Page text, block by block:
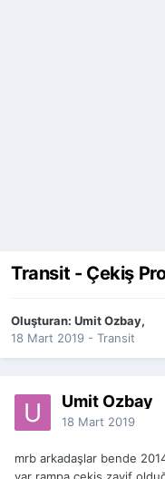
Transit - Çekiş
Oluşturan: Umit Ozbay,
18 Mart 2019 - Transit
Umit Ozbay
18 Mart 2019
mrb arkadaşlar bende